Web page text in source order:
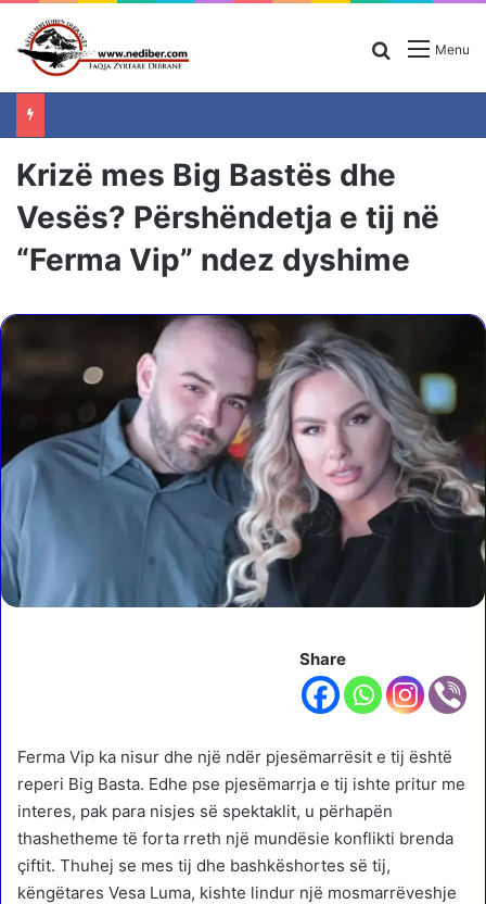
Menu
Search for
Krizë mes Big Bastës dhe
Vesës? Përshëndetja e tij në
“Ferma Vip” ndez dyshime
Share
Ferma Vip ka nisur dhe një ndër pjesëmarrësit e tij është
reperi Big Basta. Edhe pse pjesëmarrja e tij ishte pritur me
interes, pak para nisjes së spektaklit, u përhapën
thashetheme të forta rreth një mundësie konflikti brenda
çiftit. Thuhej se mes tij dhe bashkëshortes së tij,
këngëtares Vesa Luma, kishte lindur një mosmarrëveshje